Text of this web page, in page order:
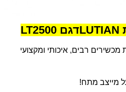
LUTIANדגם LT2500
רבים, איכותי ומקצועי
מייצב מתח!